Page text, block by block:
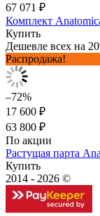
67 071 ₽
Комплект
Купить
Дешевле всех на
Распродажа!
–72%
17 600 ₽
63 800 ₽
По акции
Растущая парта
Купить
2014 - 2026 ©